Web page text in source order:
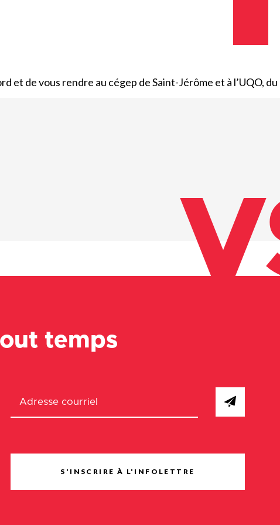
Taxes et
évaluation
Taxes et
évaluation
Taxes et
évaluation
de vous rendre au cégep de Saint-Jérôme et à l’UQO, du
temps
S'INSCRIRE À L'INFOLETTRE